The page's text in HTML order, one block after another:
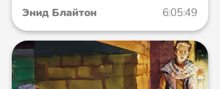
Энид Блайтон
6:05:49